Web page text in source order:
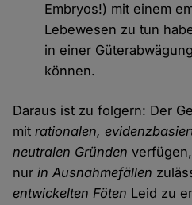
Embryos!) mit einem
Lebewesen zu tun
in einer
können.
Daraus ist zu folgern: Der
mitrationalen,
neutralen Gründen
nurin Ausnahmefällen
entwickelten Föten Leid zu